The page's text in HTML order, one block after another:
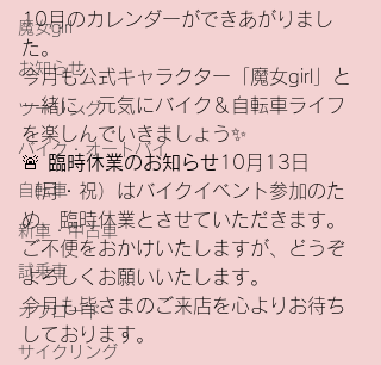
魔女girl
お知らせ
ツーリング
バイク・オートバイ
自転車
新車・中古車
試乗車
オフロード
サイクリング
10月のカレンダーができあがりまし
た。
今月も公式キャラクター「魔女girl」と
一緒に、元気にバイク＆自転車ライフ
を楽しんでいきましょう✨
🚨 臨時休業のお知らせ10月13日
（月・祝）はバイクイベント参加のた
め、臨時休業とさせていただきます。
ご不便をおかけいたしますが、どうぞ
よろしくお願いいたします。
今月も皆さまのご来店を心よりお待ち
しております。